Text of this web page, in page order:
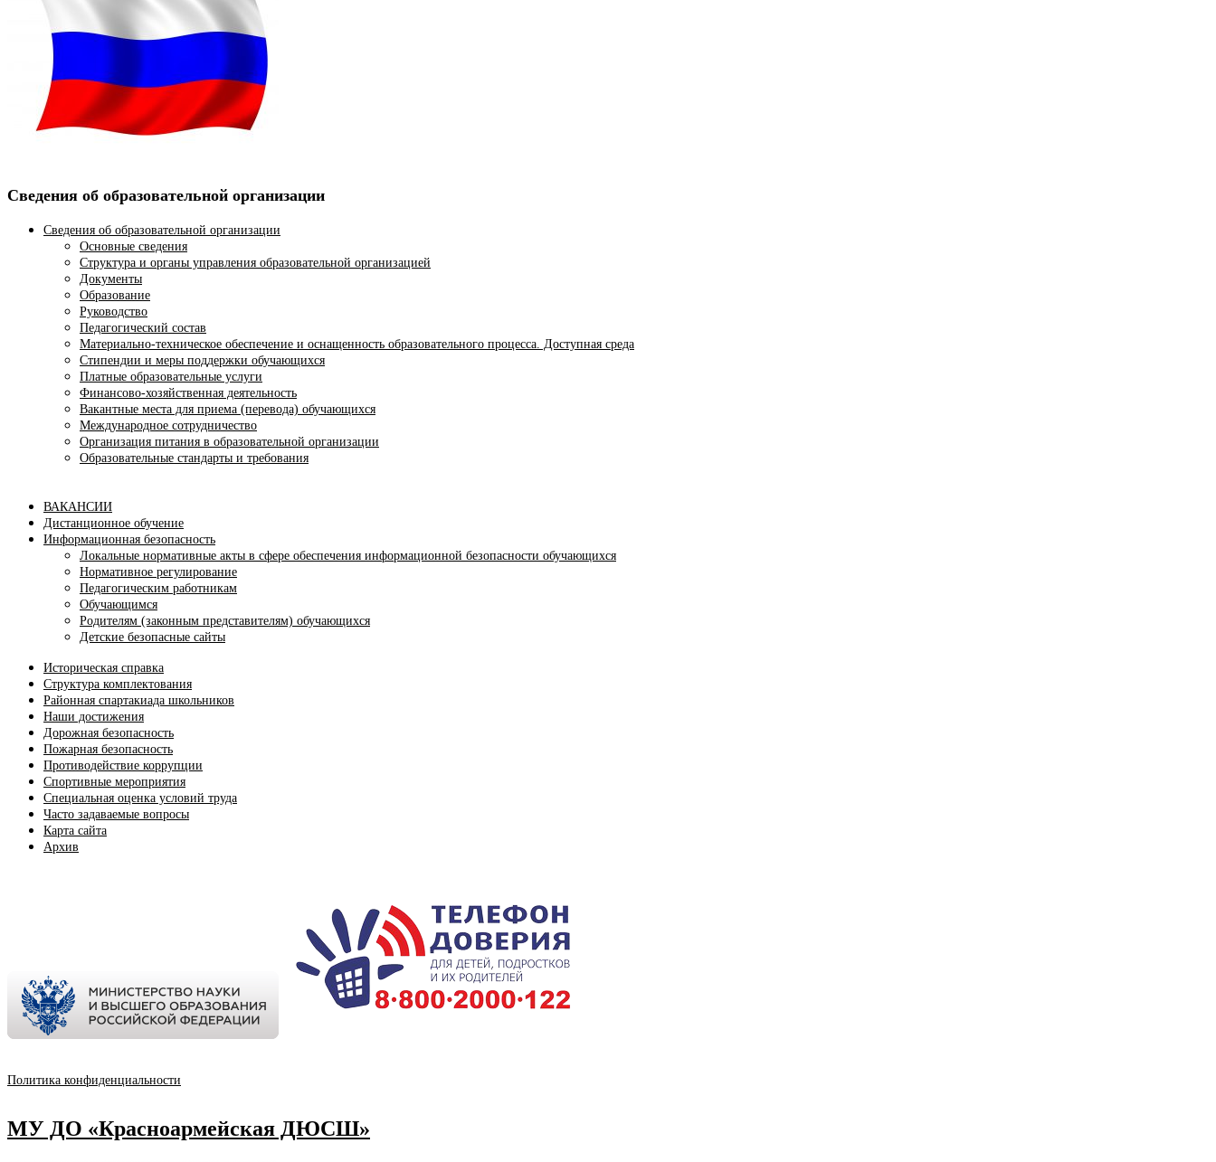
Сведения об образовательной организации
Сведения об образовательной организации
Основные сведения
Структура и органы управления образовательной организацией
Документы
Образование
Руководство
Педагогический состав
Материально-техническое обеспечение и оснащенность образовательного процесса. Доступная среда
Стипендии и меры поддержки обучающихся
Платные образовательные услуги
Финансово-хозяйственная деятельность
Вакантные места для приема (перевода) обучающихся
Международное сотрудничество
Организация питания в образовательной организации
Образовательные стандарты и требования
ВАКАНСИИ
Дистанционное обучение
Информационная безопасность
Локальные нормативные акты в сфере обеспечения информационной безопасности обучающихся
Нормативное регулирование
Педагогическим работникам
Обучающимся
Родителям (законным представителям) обучающихся
Детские безопасные сайты
Историческая справка
Структура комплектования
Районная спартакиада школьников
Наши достижения
Дорожная безопасность
Пожарная безопасность
Противодействие коррупции
Спортивные мероприятия
Cпециальная оценка условий труда
Часто задаваемые вопросы
Карта сайта
Архив
Политика конфиденциальности
МУ ДО «Красноармейская ДЮСШ»